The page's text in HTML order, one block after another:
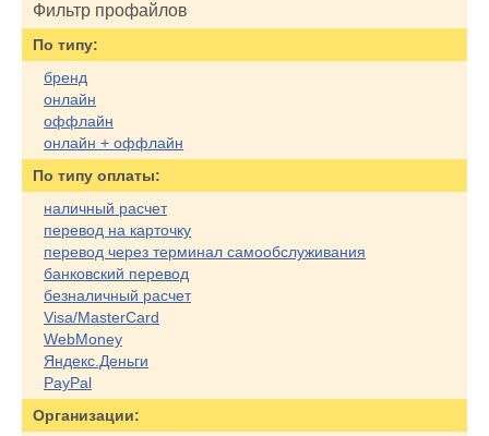
Фильтр профайлов
По типу:
бренд
онлайн
оффлайн
онлайн + оффлайн
По типу оплаты:
наличный расчет
перевод на карточку
перевод через терминал самообслуживания
банковский перевод
безналичный расчет
Visa/MasterCard
WebMoney
Яндекс.Деньги
PayPal
Организации: